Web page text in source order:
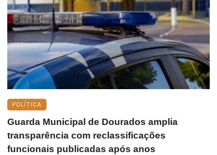
POLÍTICA
Guarda Municipal de Dourados amplia
transparência com reclassificações
funcionais publicadas após anos